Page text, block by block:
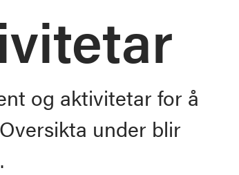
og aktivitetar for å
under blir